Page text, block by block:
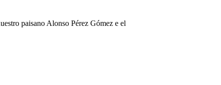
paisano Alonso Pérez Gómez e el